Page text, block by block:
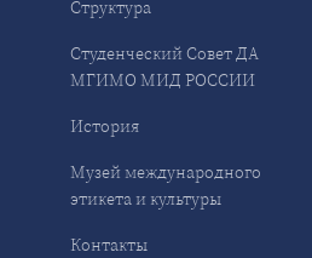
Структура
Студенческий Совет ДА
МГИМО МИД РОССИИ
История
Музей международного
этикета и культуры
Контакты